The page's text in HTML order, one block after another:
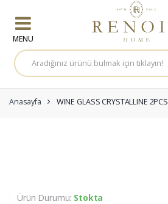
A
r
a
a
:
Anasayfa WINE GLASS CRYSTALLINE 2PCS
Ürün Durumu: Stokta